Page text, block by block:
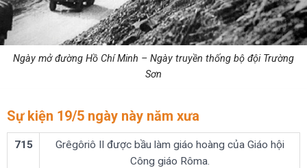
Ngày mở đường Hồ Chí Minh – Ngày truyền thống bộ đội Trường
Sơn
Sự kiện 19/5 ngày này năm xưa
715
Grêgôriô II được bầu làm giáo hoàng của Giáo hội
Công giáo Rôma.